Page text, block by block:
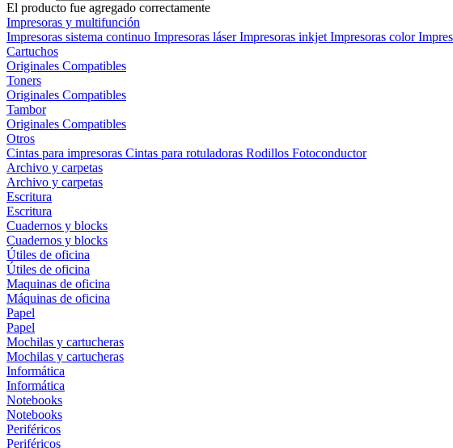
El producto fue agregado correctamente
Impresoras y multifunción
Impresoras sistema continuo Impresoras láserImpresoras inkjet Impresoras color
Cartuchos
Originales Compatibles
Toners
Originales Compatibles
Tambor
Originales Compatibles
Otros
Cintas para impresoras Cintas para rotuladoras Rodillos Fotoconductor
Archivo y carpetas
Archivo y carpetas
Escritura
Escritura
Cuadernos y blocks
Cuadernos y blocks
Útiles de oficina
Útiles de oficina
Maquinas de oficina
Máquinas de oficina
Papel
Papel
Mochilas y cartucheras
Mochilas y cartucheras
Informática
Informática
Notebooks
Notebooks
Periféricos
Periféricos